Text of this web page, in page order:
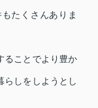
たくさんありま
ることでより豊か
らしをしようとし